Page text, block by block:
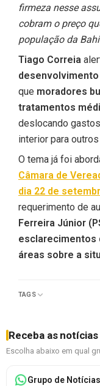
firmeza nesse
cobram o preço
população da
Tiago Correia
desenvolvimento
que moradores
tratamentos
deslocando
interior para
O tema já foi
Câmara de
dia 22 de
requerimento de
Ferreira Júnior
esclarecimentos
áreas sobre a
TAGS
Receba as
Escolha abaixo em qual
Grupo de Notícias